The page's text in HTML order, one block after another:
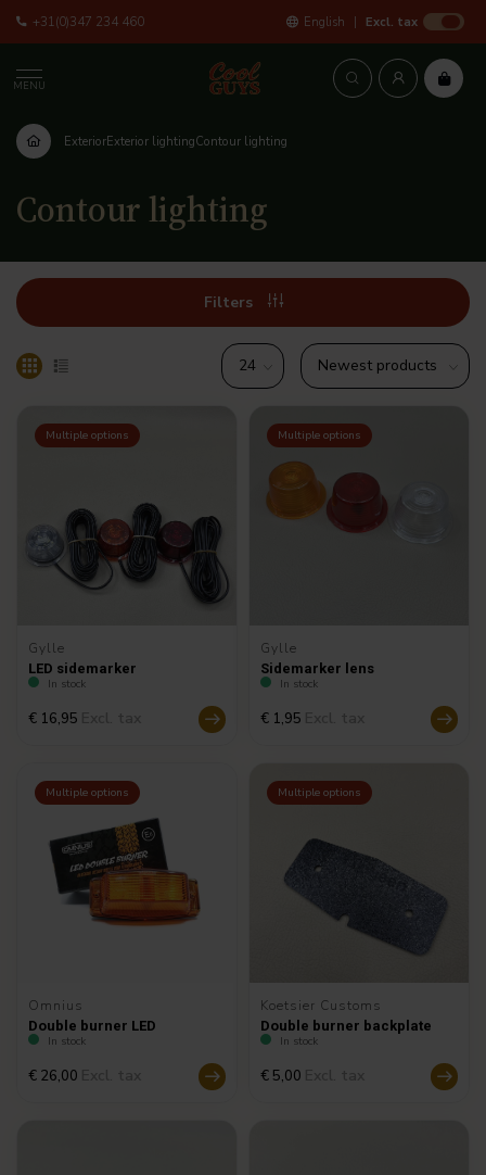
+31(0)347 234 460 English Excl. tax
MENU
ExteriorExterior lightingContour lighting
Contour lighting
Filters
Multiple options
Gylle
LED sidemarker
In stock
€ 16,95
Multiple options
Gylle
Sidemarker lens
In stock
€ 1,95
Multiple options
Omnius
Double burner LED
In stock
€ 26,00
Multiple options
Koetsier Customs
Double burner backplate
In stock
€ 5,00